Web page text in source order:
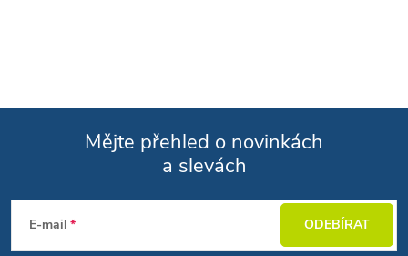
Mějte přehled o novinkách
a slevách
E-mail ODEBÍRAT